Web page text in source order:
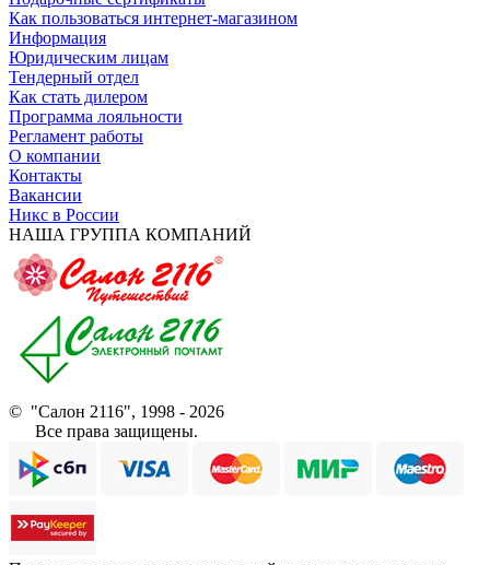
Как пользоваться интернет-магазином
Информация
Юридическим лицам
Тендерный отдел
Как стать дилером
Программа лояльности
Регламент работы
О компании
Контакты
Вакансии
Никс в России
НАША ГРУППА КОМПАНИЙ
© "Салон 2116", 1998 - 2026
Все права защищены.